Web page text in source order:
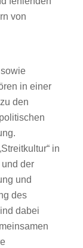
von
in einer
den
in
der
und
des
dabei